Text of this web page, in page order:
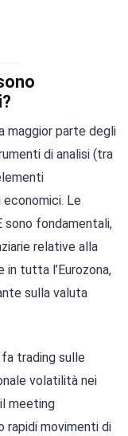
maggior parte degli
di analisi (tra
Le
sono fondamentali,
relative alla
tutta l’Eurozona,
sulla valuta
trading sulle
volatilità nei
meeting
rapidi movimenti di